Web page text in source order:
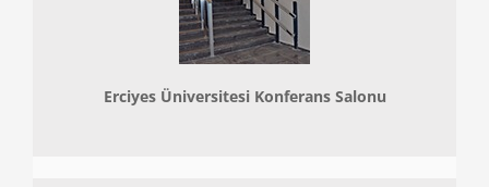
Erciyes Üniversitesi Konferans Salonu